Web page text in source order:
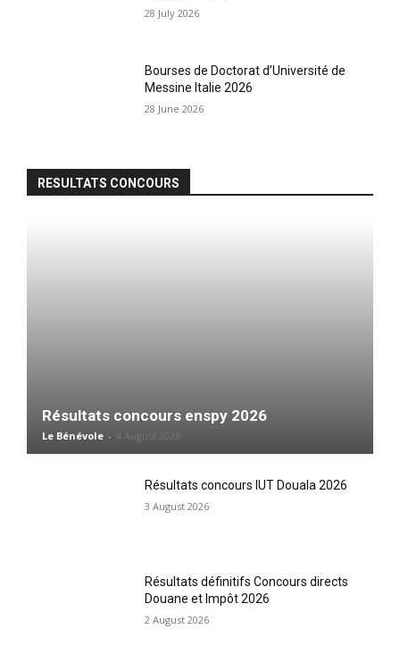
28 July 2026
Bourses de Doctorat d’Université de
Messine Italie 2026
28 June 2026
RESULTATS CONCOURS
Résultats concours enspy 2026
Le Bénévole - 4 August 2026
Résultats concours IUT Douala 2026
3 August 2026
Résultats définitifs Concours directs
Douane et Impôt 2026
2 August 2026